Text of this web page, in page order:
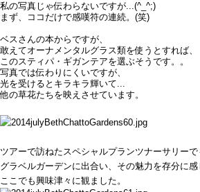
私の写真じゃ伝わらないですが...(^_^;)
まず、ココだけで感嘆符の連続。(笑)
ベスさんの本からですが、
敢えてオーナメンタルグラス類を使うとすれば、
このスティパ・ギガンテアを選ぶそうです。。
写真では伝わりにくいですが、
光を受けるとキラキラ輝いて...
他の草花たちを映えさせています。
ツアーで訪ねたスペシャルプランツナーサリーで
グラベルガーデンに出合い、 その魅力を存分に感
ここでも興味津々に観ました。